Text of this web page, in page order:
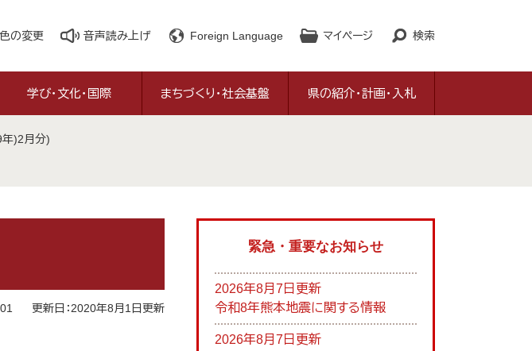
の変更 音声読み上げ Foreign Language マイページ 検索
学び・文化・国際 まちづくり・社会基盤 県の紹介・計画・入札
)2月分)
更新日：2020年8月1日更新
緊急・重要なお知らせ
2026年8月7日更新
令和8年熊本地震に関する情報
2026年8月7日更新